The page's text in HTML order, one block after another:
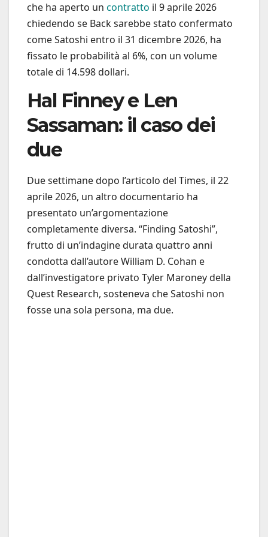
che ha aperto un contratto il 9 aprile 2026
chiedendo se Back sarebbe stato confermato
come Satoshi entro il 31 dicembre 2026, ha
fissato le probabilità al 6%, con un volume
totale di 14.598 dollari.
Hal Finney e Len
Sassaman: il caso dei
due
Due settimane dopo l’articolo del Times, il 22
aprile 2026, un altro documentario ha
presentato un’argomentazione
completamente diversa. “Finding Satoshi”,
frutto di un’indagine durata quattro anni
condotta dall’autore William D. Cohan e
dall’investigatore privato Tyler Maroney della
Quest Research, sosteneva che Satoshi non
fosse una sola persona, ma due.